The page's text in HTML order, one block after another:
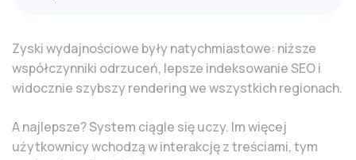
Zyski wydajnościowe były natychmiastowe: niższe
współczynniki odrzuceń, lepsze indeksowanie SEO i
widocznie szybszy rendering we wszystkich regionach.
A najlepsze? System ciągle się uczy. Im więcej
użytkownicy wchodzą w interakcję z treściami, tym